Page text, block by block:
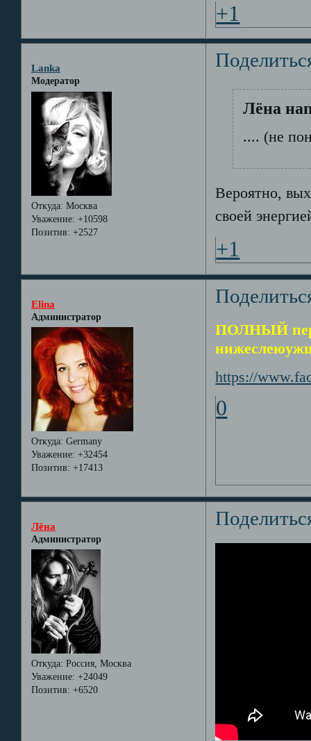
+1
Lanka
Модератор
Откуда: Москва
Уважение: +10598
Позитив: +2527
Лёна
.... (не
Вероятно,
своей
+1
Elina
Администратор
Откуда: Germany
Уважение: +32454
Позитив: +17413
ПОЛНЫЙ
https://
0
Лёна
Администратор
Откуда: Россия, Москва
Уважение: +24049
Позитив: +6520